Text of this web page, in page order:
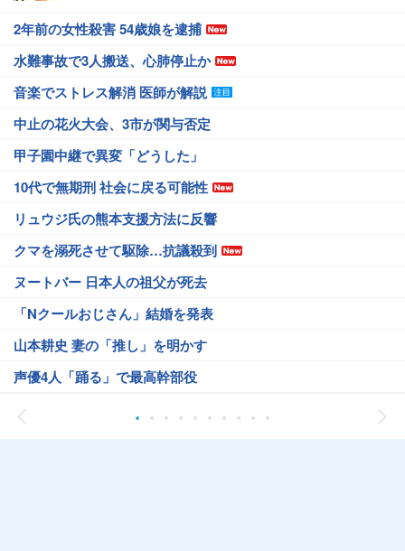
2年前の女性殺害 54歳娘を逮捕
水難事故で3人搬送、心肺停止か
音楽でストレス解消 医師が解説
中止の花火大会、3市が関与否定
甲子園中継で異変「どうした」
10代で無期刑 社会に戻る可能性
リュウジ氏の熊本支援方法に反響
クマを溺死させて駆除…抗議殺到
ヌートバー 日本人の祖父が死去
「Nクールおじさん」結婚を発表
山本耕史 妻の「推し」を明かす
声優4人「踊る」で最高幹部役